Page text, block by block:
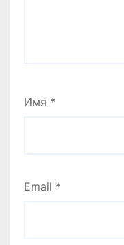
Имя *
Email *